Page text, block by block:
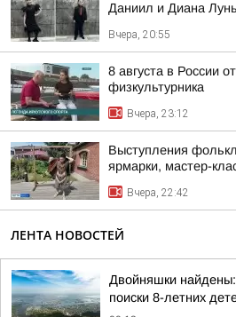
Даниил и Диана
Вчера, 20:55
8 августа в России
физкультурника
Вчера, 23:12
Выступления
ярмарки, мастер-
Вчера, 22:42
ЛЕНТА НОВОСТЕЙ
Двойняшки
поиски 8-летних